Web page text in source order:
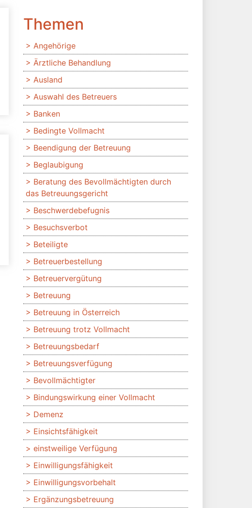
Themen
Angehörige
Ärztliche Behandlung
Ausland
Auswahl des Betreuers
Banken
Bedingte Vollmacht
Beendigung der Betreuung
Beglaubigung
Beratung des Bevollmächtigten durch
das Betreuungsgericht
Beschwerdebefugnis
Besuchsverbot
Beteiligte
Betreuerbestellung
Betreuervergütung
Betreuung
Betreuung in Österreich
Betreuung trotz Vollmacht
Betreuungsbedarf
Betreuungsverfügung
Bevollmächtigter
Bindungswirkung einer Vollmacht
Demenz
Einsichtsfähigkeit
einstweilige Verfügung
Einwilligungsfähigkeit
Einwilligungsvorbehalt
Ergänzungsbetreuung